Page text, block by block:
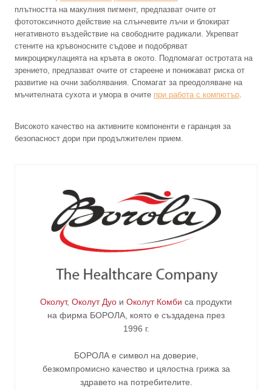
плътността на макулния пигмент, предпазват очите от
фототоксичното действие на слънчевите лъчи и блокират
негативното въздействие на свободните радикали. Укрепват
стените на кръвоносните съдове и подобряват
микроциркулацията на кръвта в окото. Подпомагат остротата на
зрението, предпазват очите от стареене и понижават риска от
развитие на очни заболявания. Спомагат за преодоляване на
мъчителната сухота и умора в очите при работа с компютър
Високото качество на активните компоненти е гаранция за
безопасност дори при продължителен прием.
Околут, Околут Дуо и Околут Комби са продукти
на фирма БОРОЛА , която е създадена през
1996 г.
БОРОЛА е символ на доверие,
безкомпромисно качество и цялостна грижа за
здравето на потребителите